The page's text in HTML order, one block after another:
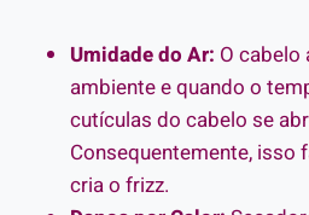
Umidade do Ar: O cabelo
ambiente e quando o
cutículas do cabelo se
Consequentemente, isso
cria o frizz.